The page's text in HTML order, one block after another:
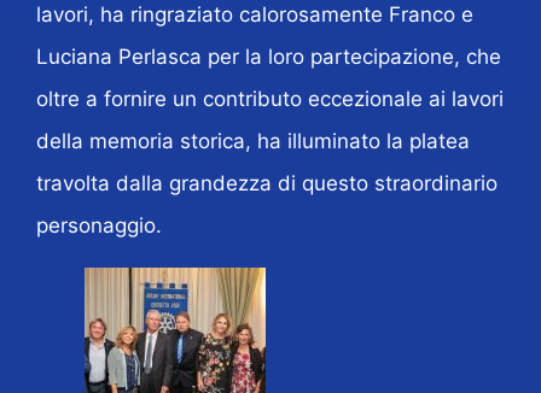
lavori, ha ringraziato calorosamente Franco e
Luciana Perlasca per la loro partecipazione, che
oltre a fornire un contributo eccezionale ai lavori
della memoria storica, ha illuminato la platea
travolta dalla grandezza di questo straordinario
personaggio.